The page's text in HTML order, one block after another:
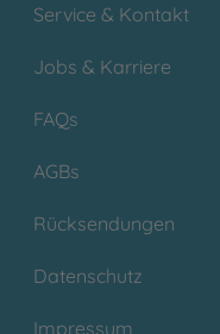
Service & Kontakt
Jobs & Karriere
FAQs
AGBs
Rücksendungen
Datenschutz
Impressum